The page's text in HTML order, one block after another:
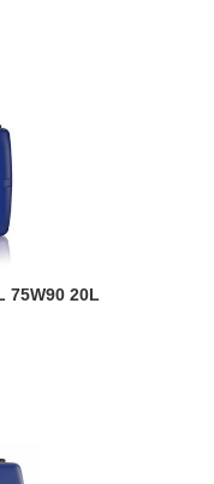
75W90 20L